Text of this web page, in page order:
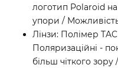
логотип Polaroid
упори / Можливість
Лінзи: Полімер
Поляризаційні -
більш чіткого